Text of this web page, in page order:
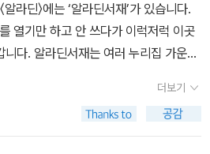
라딘〉에는 ‘알라딘서재’가 있습니다.
열기만 하고 안 쓰다가 이럭저럭 이곳
다. 알라딘서재는 여러 누리집 가운데
니다. 그런데 2026해 첫여름에 접어든
다. 누리책집 〈예스24〉에는 ‘예스24
서 ‘사락’으로 바뀌었는데, ‘예스24블로
더보기